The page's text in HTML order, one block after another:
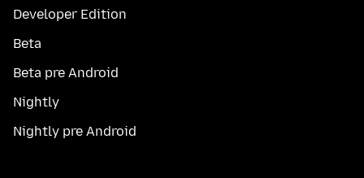
Developer Edition
Beta
Beta pre Android
Nightly
Nightly pre Android